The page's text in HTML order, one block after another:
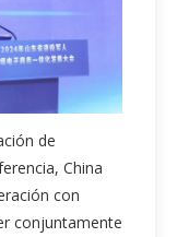
de
China
con
conjuntamente